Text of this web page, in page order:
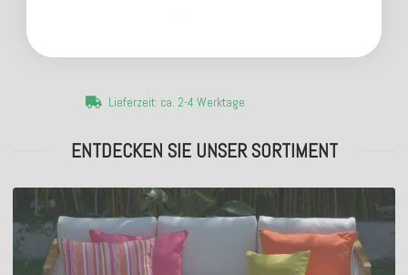
Lieferzeit: ca. 2-4 Werktage
ENTDECKEN SIE UNSER SORTIMENT